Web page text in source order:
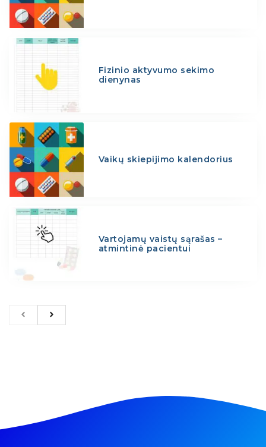
Fizinio aktyvumo sekimo
dienynas
Vaikų skiepijimo kalendorius
Vartojamų vaistų sąrašas –
atmintinė pacientui